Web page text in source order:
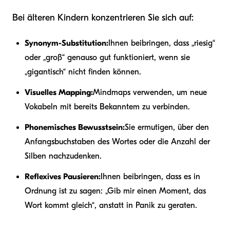
Bei älteren Kindern konzentrieren Sie sich auf:
Synonym-Substitution: Ihnen beibringen, dass „riesig“
oder „groß“ genauso gut funktioniert, wenn sie
„gigantisch“ nicht finden können.
Visuelles Mapping:Mindmaps verwenden, um neue
Vokabeln mit bereits Bekanntem zu verbinden.
Phonemisches Bewusstsein:Sie ermutigen, über den
Anfangsbuchstaben des Wortes oder die Anzahl der
Silben nachzudenken.
Reflexives Pausieren: Ihnen beibringen, dass es in
Ordnung ist zu sagen: „Gib mir einen Moment, das
Wort kommt gleich“, anstatt in Panik zu geraten.